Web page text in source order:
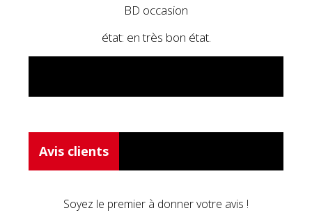
BD occasion
état: en très bon état.
Avis clients
Soyez le premier à donner votre avis !